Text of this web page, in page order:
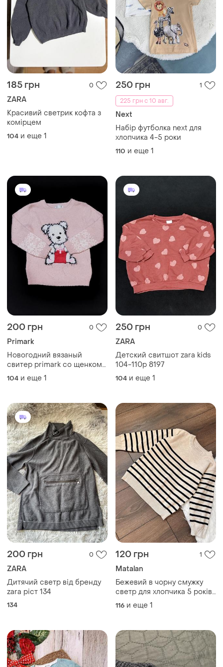
185 грн 0
ZARA
Красивий светрик кофта з
комірцем
104 и еще 1
250 грн
1
225 грн с 10 авг.
Next
Набір футболка next для
хлопчика 4-5 роки
110 и еще 1
200 грн 0
Primark
Новогодний вязаный
свитер primark со щенком
104-110р 8188
104 и еще 1
250 грн 0
ZARA
Детский свитшот zara kids
104-110р 8197
104 и еще 1
200 грн 0
ZARA
Дитячий светр від бренду
zara ріст 134
134
120 грн 1
Мatalan
Бежевий в чорну смужку
светр для хлопчика 5 років
6 років 110 см 116 см осінь
зима
116 и еще 1